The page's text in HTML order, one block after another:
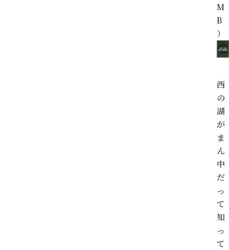
M
B
）
西
の
湖
が
ま
ん
中
だ
っ
て
知
っ
て